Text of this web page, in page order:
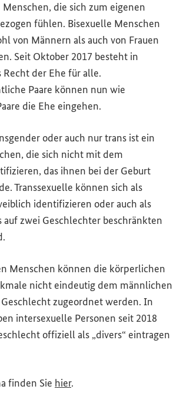
die sich zum eigenen
fühlen. Bisexuelle Menschen
von Männern als auch von Frauen
Seit Oktober 2017 besteht in
Recht der Ehe für alle.
Paare können nun wie
die Ehe eingehen.
oder auch nur trans ist ein
die sich nicht mit dem
das ihnen bei der Geburt
Transsexuelle können sich als
identifizieren oder auch als
auf zwei Geschlechter beschränkten
Menschen können die körperlichen
nicht eindeutig dem männlichen
zugeordnet werden. In
intersexuelle Personen seit 2018
offiziell als „divers“ eintragen
finden Sie hier.